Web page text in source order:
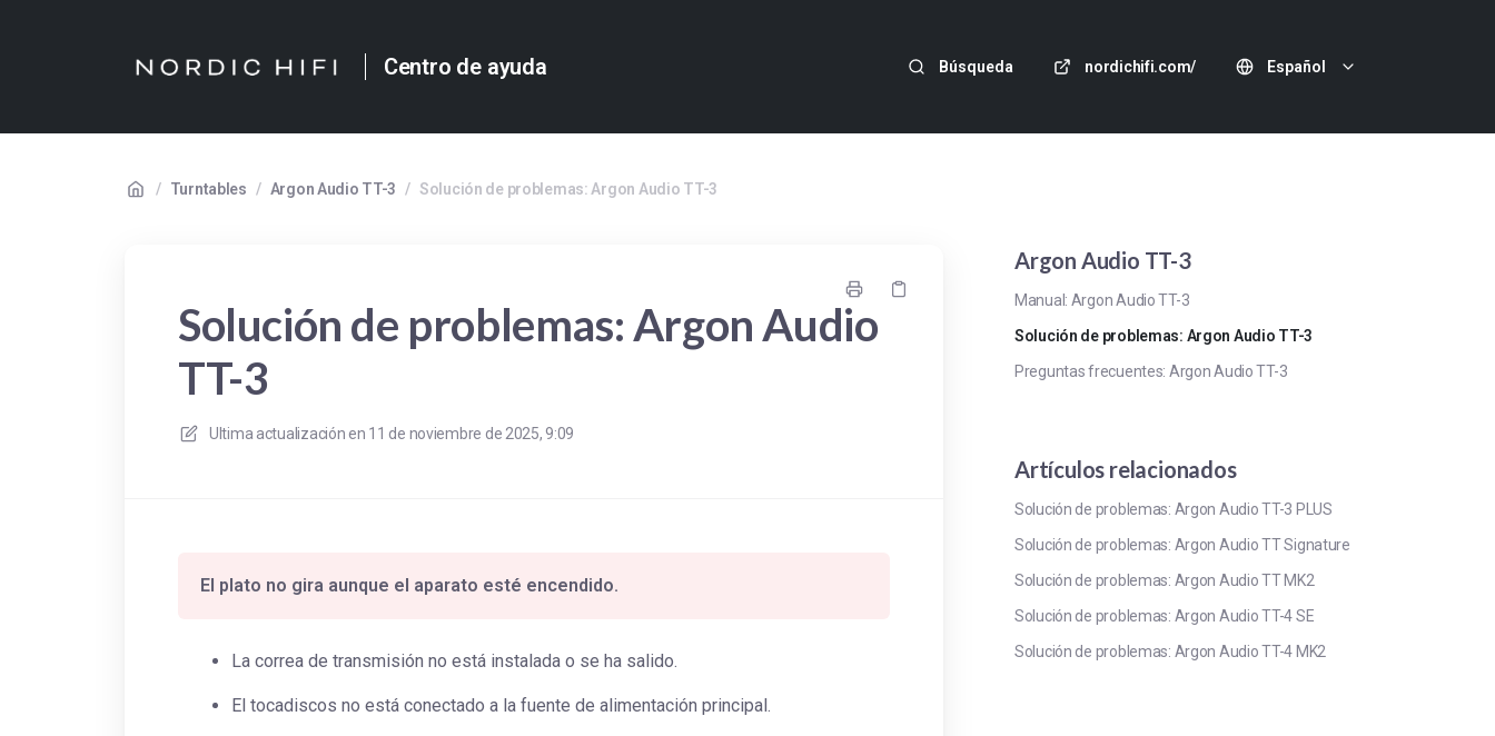
Centro de ayuda Búsqueda nordichifi.com/ Español
/ Turntables / Argon Audio TT-3 / Solución de problemas: Argon Audio TT-3
Solución de problemas: Argon Audio
TT-3
Ultima actualización en 11 de noviembre de 2025, 9:09
El plato no gira aunque el aparato esté encendido.
La correa de transmisión no está instalada o se ha salido.
El tocadiscos no está conectado a la fuente de alimentación principal.
Argon Audio TT-3
Manual: Argon Audio TT-3
Solución de problemas: Argon Audio TT-3
Preguntas frecuentes: Argon Audio TT-3
Artículos relacionados
Solución de problemas: Argon Audio TT-3 PLUS
Solución de problemas: Argon Audio TT Signature
Solución de problemas: Argon Audio TT MK2
Solución de problemas: Argon Audio TT-4 SE
Solución de problemas: Argon Audio TT-4 MK2